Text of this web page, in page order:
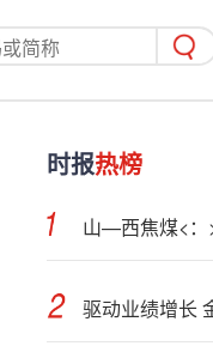
时报热榜